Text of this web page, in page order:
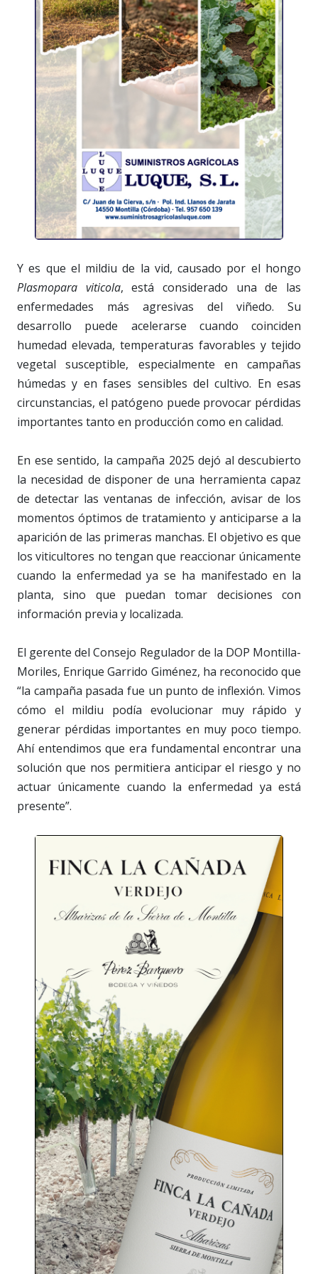
Y es que el mildiu de la vid, causado por el hongo
Plasmopara viticola, está considerado una de las
enfermedades más agresivas del viñedo. Su
desarrollo puede acelerarse cuando coinciden
humedad elevada, temperaturas favorables y tejido
vegetal susceptible, especialmente en campañas
húmedas y en fases sensibles del cultivo. En esas
circunstancias, el patógeno puede provocar pérdidas
importantes tanto en producción como en calidad.
En ese sentido, la campaña 2025 dejó al descubierto
la necesidad de disponer de una herramienta capaz
de detectar las ventanas de infección, avisar de los
momentos óptimos de tratamiento y anticiparse a la
aparición de las primeras manchas. El objetivo es que
los viticultores no tengan que reaccionar únicamente
cuando la enfermedad ya se ha manifestado en la
planta, sino que puedan tomar decisiones con
información previa y localizada.
El gerente del Consejo Regulador de la DOP Montilla-
Moriles, Enrique Garrido Giménez, ha reconocido que
“la campaña pasada fue un punto de inflexión. Vimos
cómo el mildiu podía evolucionar muy rápido y
generar pérdidas importantes en muy poco tiempo.
Ahí entendimos que era fundamental encontrar una
solución que nos permitiera anticipar el riesgo y no
actuar únicamente cuando la enfermedad ya está
presente”.